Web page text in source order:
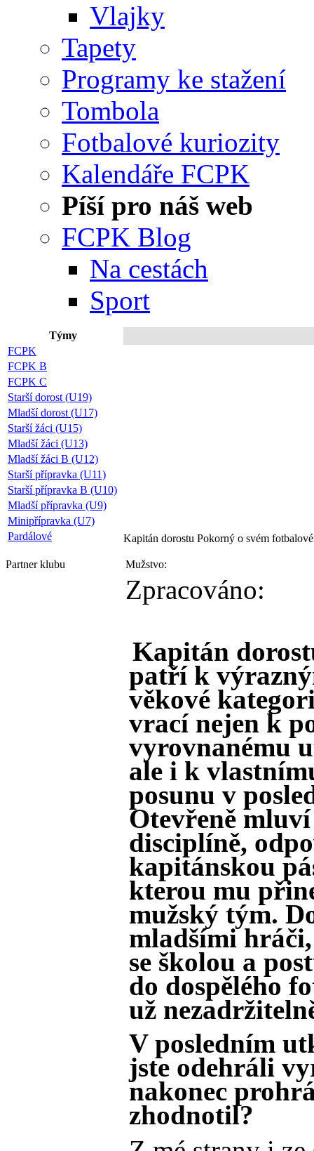
Vlajky
Tapety
Programy ke stažení
Tombola
Fotbalové kuriozity
Kalendáře FCPK
Píší pro náš web
FCPK Blog
Na cestách
Sport
Týmy
FCPK
FCPK B
FCPK C
Starší dorost (U19)
Mladší dorost (U17)
Starší žáci (U15)
Mladší žáci (U13)
Mladší žáci B (U12)
Starší přípravka (U11)
Starší přípravka B (U10)
Mladší přípravka (U9)
Minipřípravka (U7)
Pardálové
Partnerklubu
Kapitán dorostu Pokorný o svém
Mužstvo:
Zpracováno:
Kapitán
patří k
věkové
vrací nejen k
vyrovnanému
ale i k
posunu v
Otevřeně mluví
disciplíně,
kapitánskou
kterou mu
mužský tým.
mladšími
se školou a
do dospělého
už
V posledním
jste odehráli
nakonec
zhodnotil?